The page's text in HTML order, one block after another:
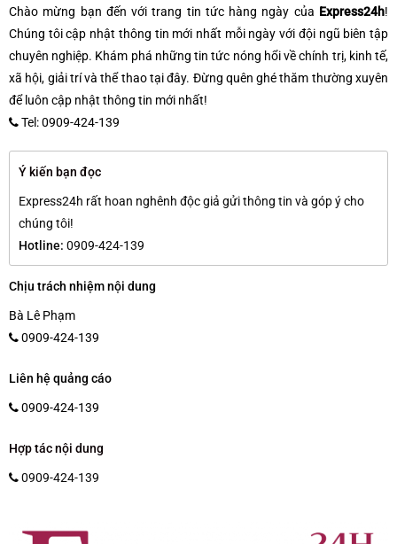
Chào mừng bạn đến với trang tin tức hàng ngày của Express24h!
Chúng tôi cập nhật thông tin mới nhất mỗi ngày với đội ngũ biên tập
chuyên nghiệp. Khám phá những tin tức nóng hổi về chính trị, kinh tế,
xã hội, giải trí và thể thao tại đây. Đừng quên ghé thăm thường xuyên
để luôn cập nhật thông tin mới nhất!
Tel: 0909-424-139
Ý kiến bạn đọc
Express24h rất hoan nghênh độc giả gửi thông tin và góp ý cho
chúng tôi!
Hotline: 0909-424-139
Chịu trách nhiệm nội dung
Bà Lê Phạm
0909-424-139
Liên hệ quảng cáo
0909-424-139
Hợp tác nội dung
0909-424-139